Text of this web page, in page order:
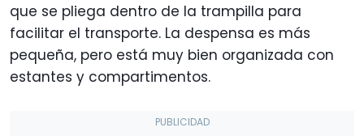
que se pliega dentro de la trampilla para
facilitar el transporte. La despensa es más
pequeña, pero está muy bien organizada con
estantes y compartimentos.